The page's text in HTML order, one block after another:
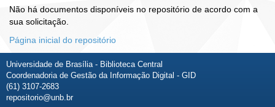
Não há documentos disponíveis no repositório de acordo com a
sua solicitação.
Página inicial do repositório
Universidade de Brasília - Biblioteca Central
Coordenadoria de Gestão da Informação Digital - GID
(61) 3107-2683
repositorio@unb.br